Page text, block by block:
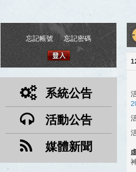
忘記帳號 | 忘記密碼
系統公告
活動公告
媒體新聞